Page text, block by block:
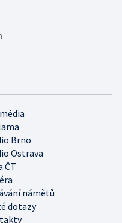
Brno
Ostrava
ČT
námětů
dotazy